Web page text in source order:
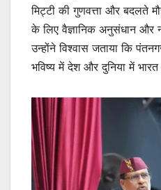
मिट्टी की गुणवत्ता और बदलते
के लिए वैज्ञानिक अनुसंधान और
उन्होंने विश्वास जताया कि पंतनगर
भविष्य में देश और दुनिया में